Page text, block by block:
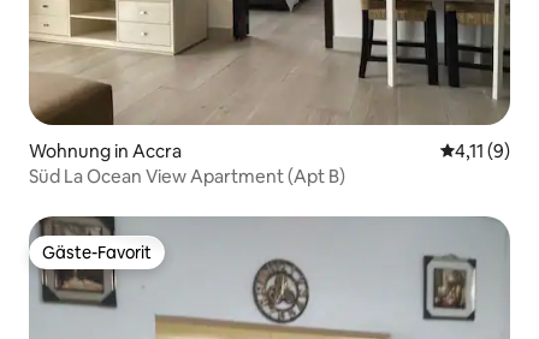
Wohnung in Accra
4,11 (9)
Süd La Ocean View Apartment (Apt B)
Gäste-Favorit
Gäste-Favorit